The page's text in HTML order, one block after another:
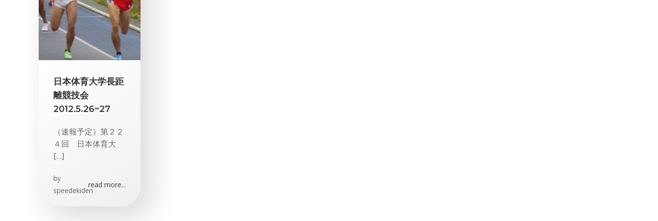
日本体育大学長距
離競技会
2012.5.26~27
（速報予定）第２２
４回 日本体育大
[…]
by
speedekiden
read more...